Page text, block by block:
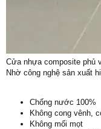
Cửa nhựa composite phủ
Nhờ công nghệ sản xuất
Chống nước 100%
Không cong vênh,
Không mối mọt